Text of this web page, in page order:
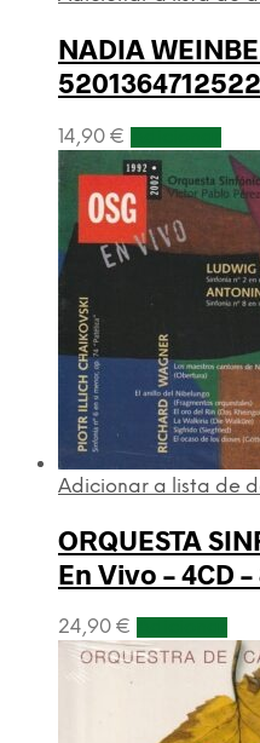
NADIA
5201364712522
14,90 €
Adicionar a lista de
ORQUESTA
En Vivo – 4CD
24,90 €